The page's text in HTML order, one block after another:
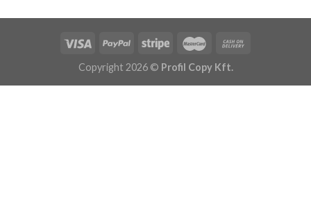
Copyright 2026 © Profil Copy Kft.